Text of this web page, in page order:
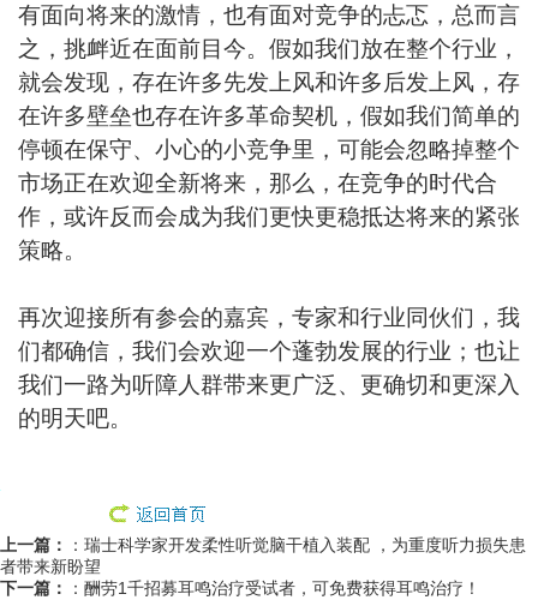
有面向将来的激情，也有面对竞争的忐忑，总而言
之，挑衅近在面前目今。假如我们放在整个行业，
就会发现，存在许多先发上风和许多后发上风，存
在许多壁垒也存在许多革命契机，假如我们简单的
停顿在保守、小心的小竞争里，可能会忽略掉整个
市场正在欢迎全新将来，那么，在竞争的时代合
作，或许反而会成为我们更快更稳抵达将来的紧张
策略。
再次迎接所有参会的嘉宾，专家和行业同伙们，我
们都确信，我们会欢迎一个蓬勃发展的行业；也让
我们一路为听障人群带来更广泛、更确切和更深入
的明天吧。
上一篇： ： 瑞士科学家开发柔性听觉脑干植入装配 ，为重度听力损失患
者带来新盼望
下一篇：
： 酬劳1千招募耳鸣治疗受试者，可免费获得耳鸣治疗！